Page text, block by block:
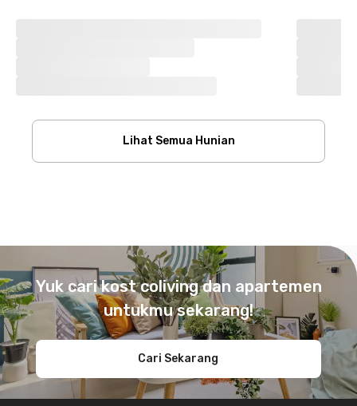
Lihat Semua Hunian
Yuk cari kost coliving dan apartemen
untukmu sekarang!
Cari Sekarang